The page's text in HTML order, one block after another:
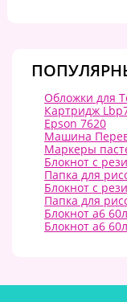
Обложки для
Картридж
Epson 7620
Машина
Маркеры
Блокнот с
Папка для
Блокнот с
Папка для
Блокнот а6
Блокнот а6